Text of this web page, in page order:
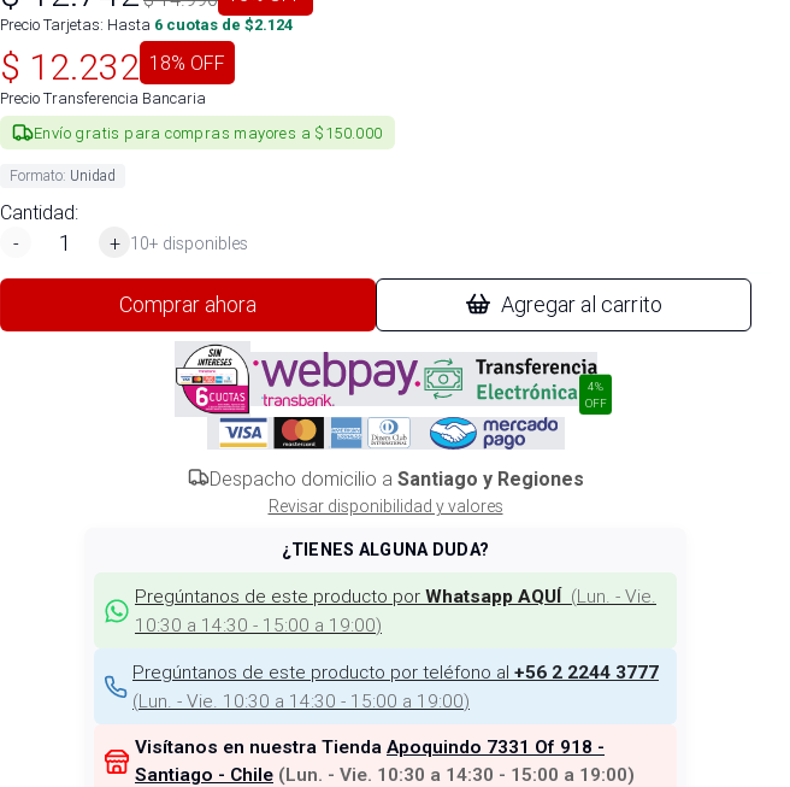
Precio Tarjetas: Hasta 6 cuotas de $2.124
$ 12.232 18% OFF
Precio Transferencia Bancaria
Envío gratis para compras mayores a $150.000
Formato: Unidad
Cantidad:
-
+ 10+ disponibles
Comprar ahora Agregar al carrito
4%
OFF
Despacho domicilio a Santiago y Regiones
Revisar disponibilidad y valores
¿TIENES ALGUNA DUDA?
Pregúntanos de este producto por Whatsapp AQUÍ (Lun. - Vie.
10:30 a 14:30 - 15:00 a 19:00)
Pregúntanos de este producto por teléfono al +56 2 2244 3777
(Lun. - Vie. 10:30 a 14:30 - 15:00 a 19:00)
Visítanos en nuestra Tienda Apoquindo 7331 Of 918 -
Santiago - Chile (Lun. - Vie. 10:30 a 14:30 - 15:00 a 19:00)